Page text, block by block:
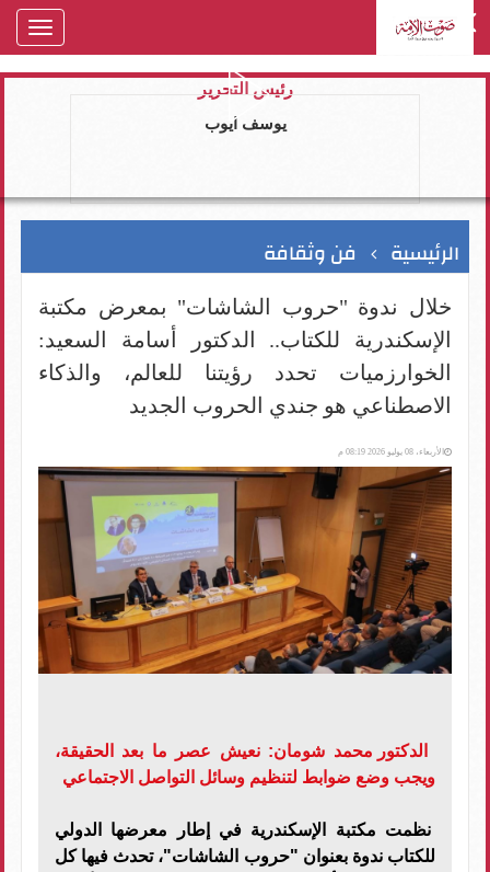
رئيس التحرير
يوسف ايوب
الرئيسية فن وثقافة
خلال ندوة "حروب الشاشات" بمعرض مكتبة
الإسكندرية للكتاب.. الدكتور أسامة السعيد:
الخوارزميات تحدد رؤيتنا للعالم، والذكاء
الاصطناعي هو جندي الحروب الجديد
الأربعاء، 08 يوليو 2026 08:19 م
الدكتور محمد شومان: نعيش عصر ما بعد الحقيقة،
ويجب وضع ضوابط لتنظيم وسائل التواصل الاجتماعي
نظمت مكتبة الإسكندرية في إطار معرضها الدولي
للكتاب ندوة بعنوان "حروب الشاشات"، تحدث فيها كل